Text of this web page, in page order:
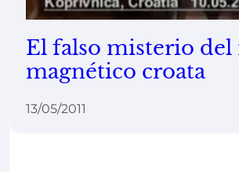
El falso misterio
magnético croata
13/05/2011